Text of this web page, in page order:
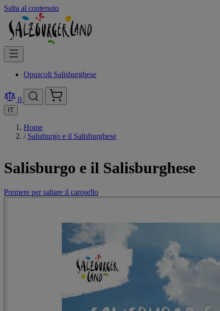
Salta al contenuto
Opuscoli Salisburghese
0
IT
Home
/ Salisburgo e il Salisburghese
Salisburgo e il Salisburghese
Premere per saltare il carosello